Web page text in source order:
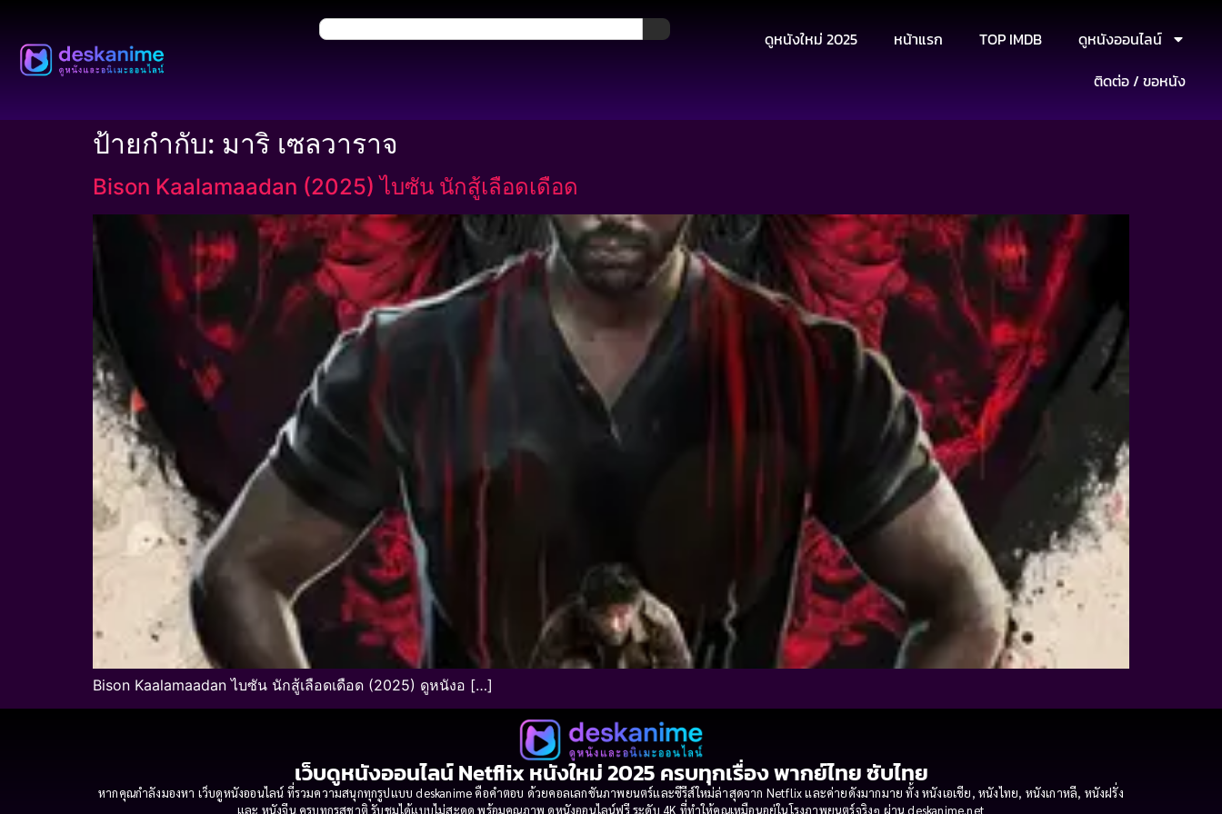
ดูหนังใหม่ 2025 หน้าแรก TOP IMDB
ดูหนังออนไลน์
ติดต่อ / ขอหนัง
ป้ายกำกับ: มาริ เซลวาราจ
Bison Kaalamaadan (2025) ไบซัน นักสู้เลือดเดือด
Bison Kaalamaadan ไบซัน นักสู้เลือดเดือด (2025) ดูหนังอ […]
เว็บดูหนังออนไลน์ Netflix หนังใหม่ 2025 ครบทุกเรื่อง พากย์ไทย ซับไทย
หากคุณกำลังมองหา เว็บดูหนังออนไลน์ ที่รวมความสนุกทุกรูปแบบ deskanime คือคำตอบ ด้วยคอลเลกชันภาพยนตร์และซีรีส์ใหม่ล่าสุดจาก Netflix และค่ายดังมากมาย ทั้ง หนังเอเชีย, หนังไทย, หนังเกาหลี, หนังฝรั่ง
และ หนังจีน ครบทุกรสชาติ รับชมได้แบบไม่สะดุด พร้อมคุณภาพ ดูหนังออนไลน์ฟรี ระดับ 4K ที่ทำให้คุณเหมือนอยู่ในโรงภาพยนตร์จริงๆ ผ่าน deskanime.net